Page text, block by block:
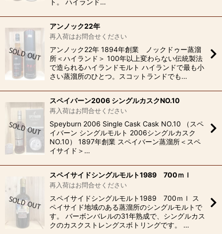
ト。 ハイランド…
アンノック22年
再入荷はお問合せください
アンノック22年 1894年創業 ノックドゥー蒸溜
所＜ハイランド＞ 100年以上変わらない伝統製法
で造られるハイランドモルト ハイランドで最も小
さい蒸溜所のひとつ。スコットランドでも…
スペイバーン2006 シングルカスクNO.10
再入荷はお問合せください
Speyburn 2006 Single Cask Cask NO.10 （スペ
イバーン シングルモルト 2006シングルカスク
NO.10） 1897年創業 スペイバーン蒸溜所＜スペ
イサイド＞…
スペイサイドシングルモルト1989 700ｍｌ
再入荷はお問合せください
スペイサイドシングルモルト1989 700ｍｌ ス
ペイサイド地域のある蒸溜所のシングルモルトで
す。 バーボンバレルの31年熟成で、シングルカス
クのカスクストレングスボトリングです。 …